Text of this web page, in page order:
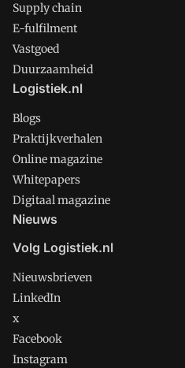
Supply chain
E-fulfilment
Vastgoed
Duurzaamheid
Logistiek.nl
Blogs
Praktijkverhalen
Online magazine
Whitepapers
Digitaal magazine
Nieuws
Volg Logistiek.nl
Nieuwsbrieven
LinkedIn
x
Facebook
Instagram